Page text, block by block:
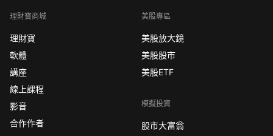
理財寶商城
理財寶
軟體
講座
線上課程
影音
合作作者
美股專區
美股放大鏡
美股股市
美股ETF
模擬投資
股市大富翁